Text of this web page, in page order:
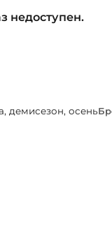
недоступен.
демисезон, осень